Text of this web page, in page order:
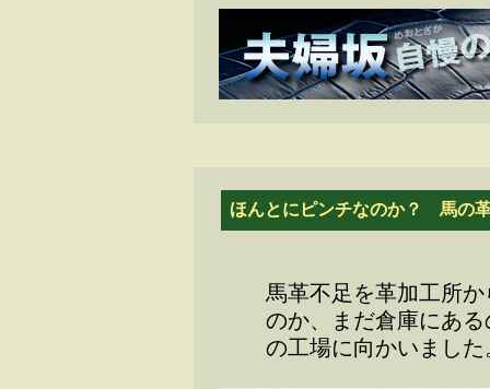
ほんとにピンチなのか？ 馬の
馬革不足を革加工所
のか、まだ倉庫にあ
の工場に向かいました